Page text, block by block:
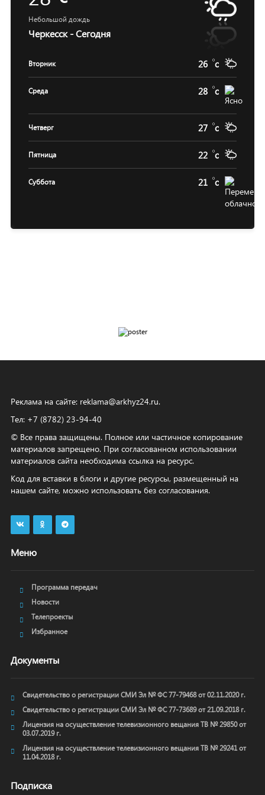
Небольшой дождь
Черкесск - Сегодня
Вторник 26 c
Среда 28 c
Четверг 27 c
Пятница 22 c
Суббота 21 c
Реклама на сайте: reklama@arkhyz24.ru.
Тел: +7 (8782) 23‑94‑40
© Все права защищены. Полное или частичное копирование
материалов запрещено. При согласованном использовании
материалов сайта необходима ссылка на ресурс.
Код для вставки в блоги и другие ресурсы, размещенный на
нашем сайте, можно использовать без согласования.
Меню
Программа передач
Новости
Телепроекты
Избранное
Документы
Свидетельство о регистрации СМИ Эл № ФС 77-79468 от 02.11.2020 г.
Свидетельство о регистрации СМИ Эл № ФС 77-73689 от 21.09.2018 г.
Лицензия на осуществление телевизионного вещания ТВ № 29850 от
03.07.2019 г.
Лицензия на осуществление телевизионного вещания ТВ № 29241 от
11.04.2018 г.
Подписка